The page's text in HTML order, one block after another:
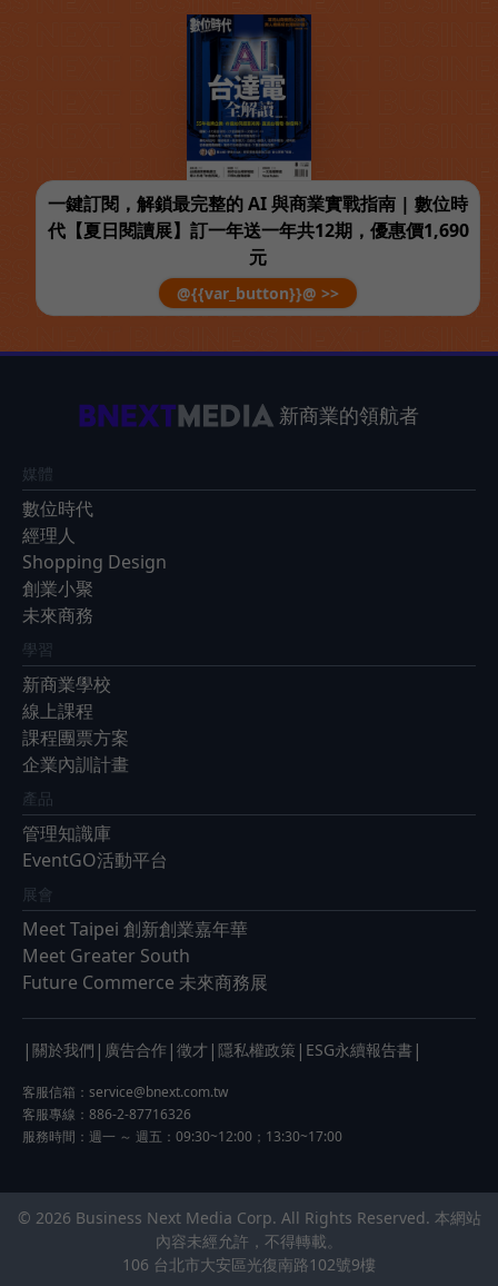
一鍵訂閱，解鎖最完整的 AI 與商業實戰指南 | 數位時
代【夏日閱讀展】訂一年送一年共12期，優惠價1,690
元
@{{var_button}}@ >>
新商業的領航者
媒體
數位時代
經理人
Shopping Design
創業小聚
未來商務
學習
新商業學校
線上課程
課程團票方案
企業內訓計畫
產品
管理知識庫
EventGO活動平台
展會
Meet Taipei 創新創業嘉年華
Meet Greater South
Future Commerce 未來商務展
| 關於我們 | 廣告合作 | 徵才 | 隱私權政策 | ESG永續報告書 |
客服信箱： service@bnext.com.tw
客服專線：886-2-87716326
服務時間：週一 ～ 週五：09:30~12:00；13:30~17:00
© 2026 Business Next Media Corp. All Rights Reserved. 本網站
內容未經允許，不得轉載。
106 台北市大安區光復南路102號9樓